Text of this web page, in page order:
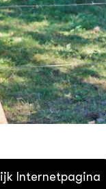
economy
en infra
& Biologisch
Aanpakken
Pigs
Digitalisering &
en
Internetpagina